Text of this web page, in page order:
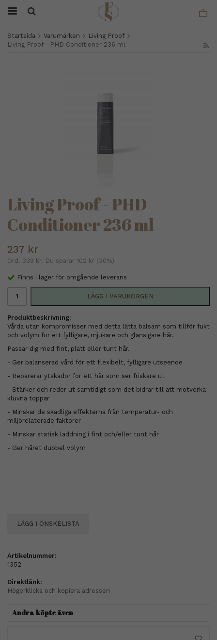
Startsida Varumärken
Living Proof
Living Proof - PHD Conditioner 236 ml
Living Proof - PHD
Conditioner 236 ml
237 kr
Ord. 339 kr. Du sparar 102 kr (30%)
Finns i lager för omgående leverans
LÄGG I VARUKORGEN
Produktbeskrivning:
Vårda utan kompromisser med detta lätta balsam som tillför fukt
och volym för ett fylligare, mjukare och glansigare hår.
Passar dig med fint, platt eller tunt hår.
- Ger balanserad vård för ett flexibelt, fylligare utseende
- Reparerar ytskador för ett hår som ser friskare ut
- Stärker och reder ut samtidigt som det bidrar till att motverka
kluvna toppar
- Minskar de skadliga effekterna från temperatur- och
miljörelaterade faktorer
- Minskar statisk laddning i fint och/eller tunt hår
- Ger håret dubbel volym
LÄGG I ÖNSKELISTA
Artikelnummer:
1352
Direktlänk:
Högerklicka och kopiera adressen
Andra köpte även